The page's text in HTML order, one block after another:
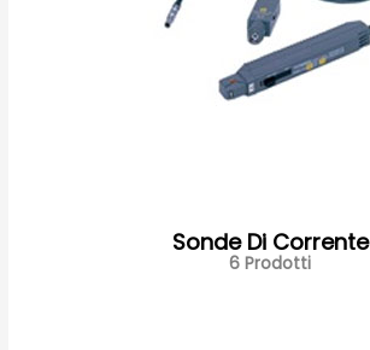
Sonde Di Corrente
6 Prodotti